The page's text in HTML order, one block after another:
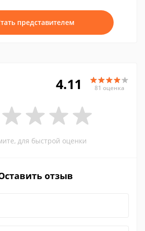
представителем
4.11 81 оценка
для быстрой оценки
отзыв